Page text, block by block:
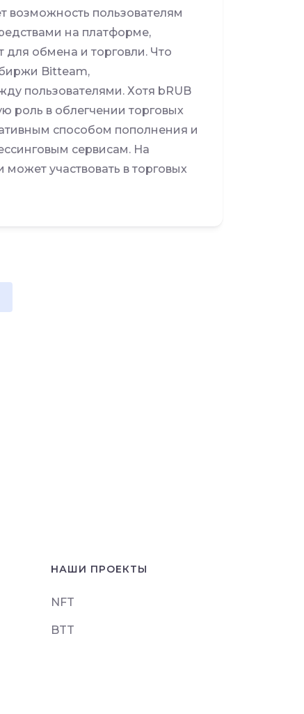
возможность пользователям
на платформе,
для обмена и торговли. Что
биржи Bitteam,
пользователями. Хотя bRUB
роль в облегчении торговых
способом пополнения и
сервисам. На
может участвовать в торговых
НАШИ ПРОЕКТЫ
NFT
BTT